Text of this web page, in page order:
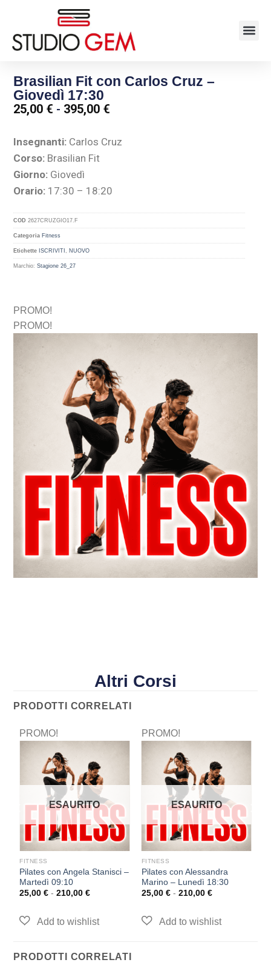
Brasilian Fit con Carlos Cruz –
Giovedì 17:30
25,00 € - 395,00 €
Insegnanti: Carlos Cruz
Corso: Brasilian Fit
Giorno: Giovedì
Orario: 17:30 – 18:20
COD2627CRUZGIO17.F
Categoria Fitness
Etichette ISCRIVITI, NUOVO
Marchio:Stagione 26_27
PROMO!
PROMO!
Altri Corsi
PRODOTTI CORRELATI
PROMO!
ESAURITO
FITNESS
Pilates con Angela Stanisci –
Martedì 09:10
25,00€ - 210,00€
PROMO!
ESAURITO
FITNESS
Pilates con Alessandra
Marino – Lunedì 18:30
25,00 € - 210,00 €
PRODOTTI CORRELATI